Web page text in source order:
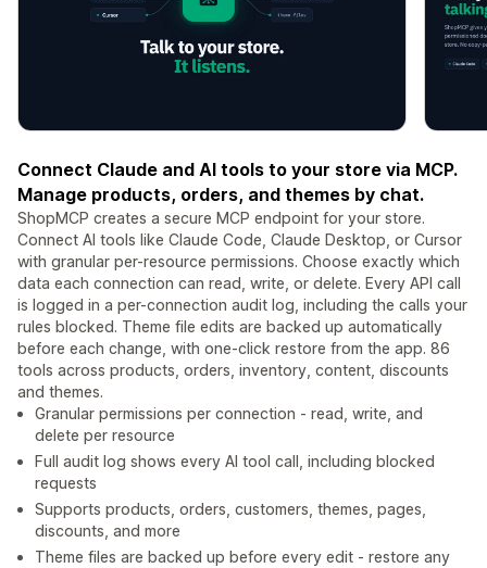
Connect Claude and AI tools to your store via MCP.
Manage products, orders, and themes by chat.
ShopMCP creates a secure MCP endpoint for your store.
Connect AI tools like Claude Code, Claude Desktop, or Cursor
with granular per-resource permissions. Choose exactly which
data each connection can read, write, or delete. Every API call
is logged in a per-connection audit log, including the calls your
rules blocked. Theme file edits are backed up automatically
before each change, with one-click restore from the app. 86
tools across products, orders, inventory, content, discounts
and themes.
Granular permissions per connection - read, write, and
delete per resource
Full audit log shows every AI tool call, including blocked
requests
Supports products, orders, customers, themes, pages,
discounts, and more
Theme files are backed up before every edit - restore any